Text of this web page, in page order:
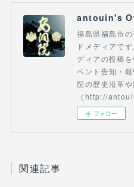
antouin's
福島県福島市
ドメディアで
ディアの投稿
ベント告知・
院の歴史沿革
（http://
フォロー
関連記事